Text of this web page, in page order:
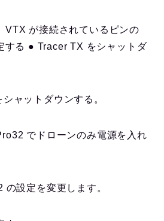
VTX が接続されているピンの
する ● Tracer TX をシャットダ
ャットダウンする。
でドローンのみ電源を入れ
設定を変更します。